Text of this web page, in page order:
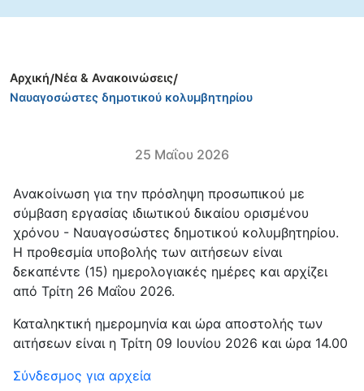
Αρχική/Νέα & Ανακοινώσεις/
Ναυαγοσώστες δημοτικού κολυμβητηρίου
25 Μαΐου 2026
Ανακοίνωση για την πρόσληψη προσωπικού με
σύμβαση εργασίας ιδιωτικού δικαίου ορισμένου
χρόνου - Ναυαγοσώστες δημοτικού κολυμβητηρίου.
Η προθεσμία υποβολής των αιτήσεων είναι
δεκαπέντε (15) ημερολογιακές ημέρες και αρχίζει
από Τρίτη 26 Μαΐου 2026.
Καταληκτική ημερομηνία και ώρα αποστολής των
αιτήσεων είναι η Τρίτη 09 Ιουνίου 2026 και ώρα 14.00
Σύνδεσμος για αρχεία